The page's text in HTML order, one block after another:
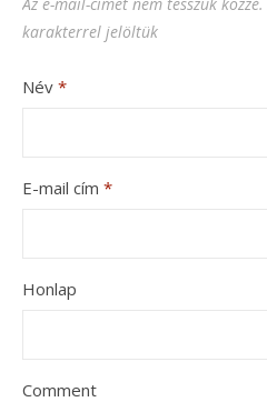
karakterrel jelöltük
Név *
E-mail cím *
Honlap
Comment